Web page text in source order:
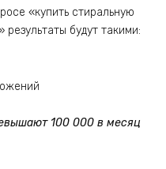
«купить стиральную
будут такими:
100 000 в месяц